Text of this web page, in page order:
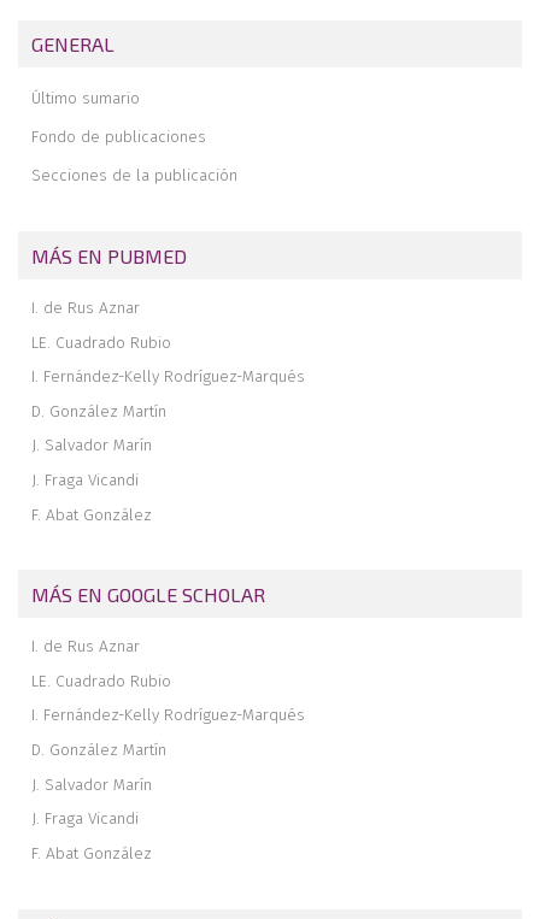
in an elderly patient
anterior glenoid fracture: a case report
Arthroscopic visualization of the popliteal hiatus and localization of
GENERAL
Último sumario
Fondo de publicaciones
Secciones de la publicación
MÁS EN PUBMED
I. de Rus Aznar
LE. Cuadrado Rubio
I. Fernández-Kelly Rodríguez-Marqués
D. González Martín
J. Salvador Marín
J. Fraga Vicandi
F. Abat González
MÁS EN GOOGLE SCHOLAR
I. de Rus Aznar
LE. Cuadrado Rubio
I. Fernández-Kelly Rodríguez-Marqués
D. González Martín
J. Salvador Marín
J. Fraga Vicandi
F. Abat González